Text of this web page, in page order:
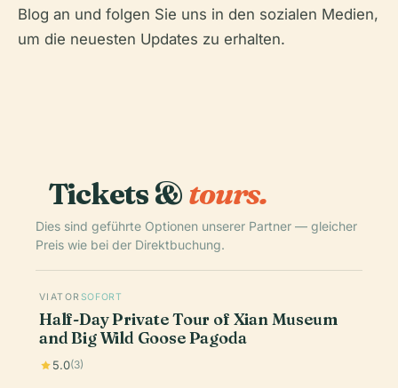
Blog an und folgen Sie uns in den sozialen Medien,
um die neuesten Updates zu erhalten.
Tickets &tours.
Dies sind geführte Optionen unserer Partner — gleicher
Preis wie bei der Direktbuchung.
VIATOR SOFORT
Half-Day Private Tour of Xian Museum
and Big Wild Goose Pagoda
5.0(3)